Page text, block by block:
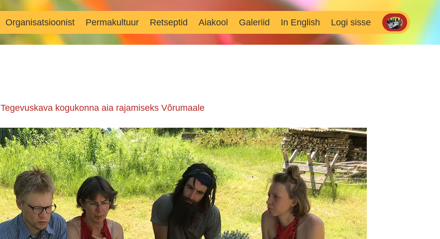
Organisatsioonist Permakultuur Retseptid Aiakool Galeriid In English Logi sisse
Tegevuskava kogukonna aia rajamiseks Võrumaale